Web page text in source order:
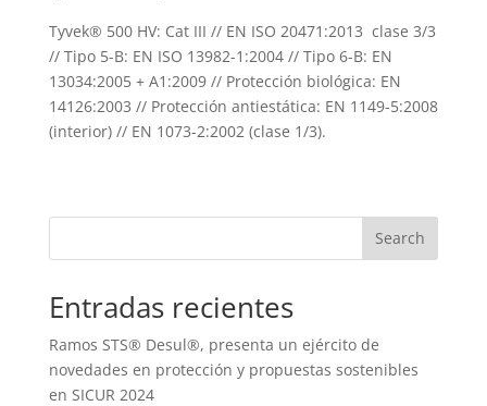
Tyvek® 500 HV: Cat III // EN ISO 20471:2013  clase 3/3
// Tipo 5-B: EN ISO 13982-1:2004 // Tipo 6-B: EN
13034:2005 + A1:2009 // Protección biológica: EN
14126:2003 // Protección antiestática: EN 1149-5:2008
(interior) // EN 1073-2:2002 (clase 1/3).
Search
Entradas recientes
Ramos STS® Desul®, presenta un ejército de
novedades en protección y propuestas sostenibles
en SICUR 2024